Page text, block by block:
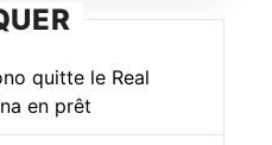
quitte le Real
en prêt